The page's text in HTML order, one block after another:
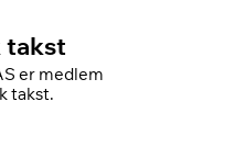
takst
er medlem
takst.